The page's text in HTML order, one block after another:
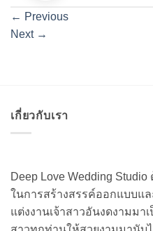
← Previous
Next →
เกี่ยวกับเรา
Deep Love Wedding
ในการสร้างสรรค์ออกแบบแ
แต่งงานเจ้าสาวอันงดงามมา